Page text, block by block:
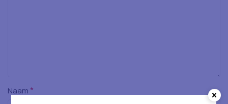
Naam *